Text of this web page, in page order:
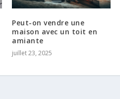
Peut-on vendre une
maison avec un toit en
amiante​
juillet 23, 2025